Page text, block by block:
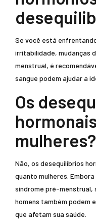
Se você está
irritabilidade, mudanças
menstrual, é
sangue podem ajudar a
Os
mulheres?
Não, os desequilíbrios
quanto mulheres.
síndrome pré-menstrual,
homens também podem
que afetam sua saúde.